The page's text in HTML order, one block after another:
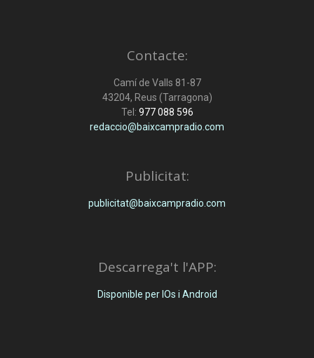
Contacte:
Camí de Valls 81-87
43204, Reus (Tarragona)
Tel: 977 088 596
redaccio@baixcampradio.com
Publicitat:
publicitat@baixcampradio.com
Descarrega't l'APP:
Disponible per IOs i Android